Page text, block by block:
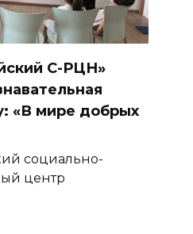
С-РЦН»
«В мире добрых
социально-
центр